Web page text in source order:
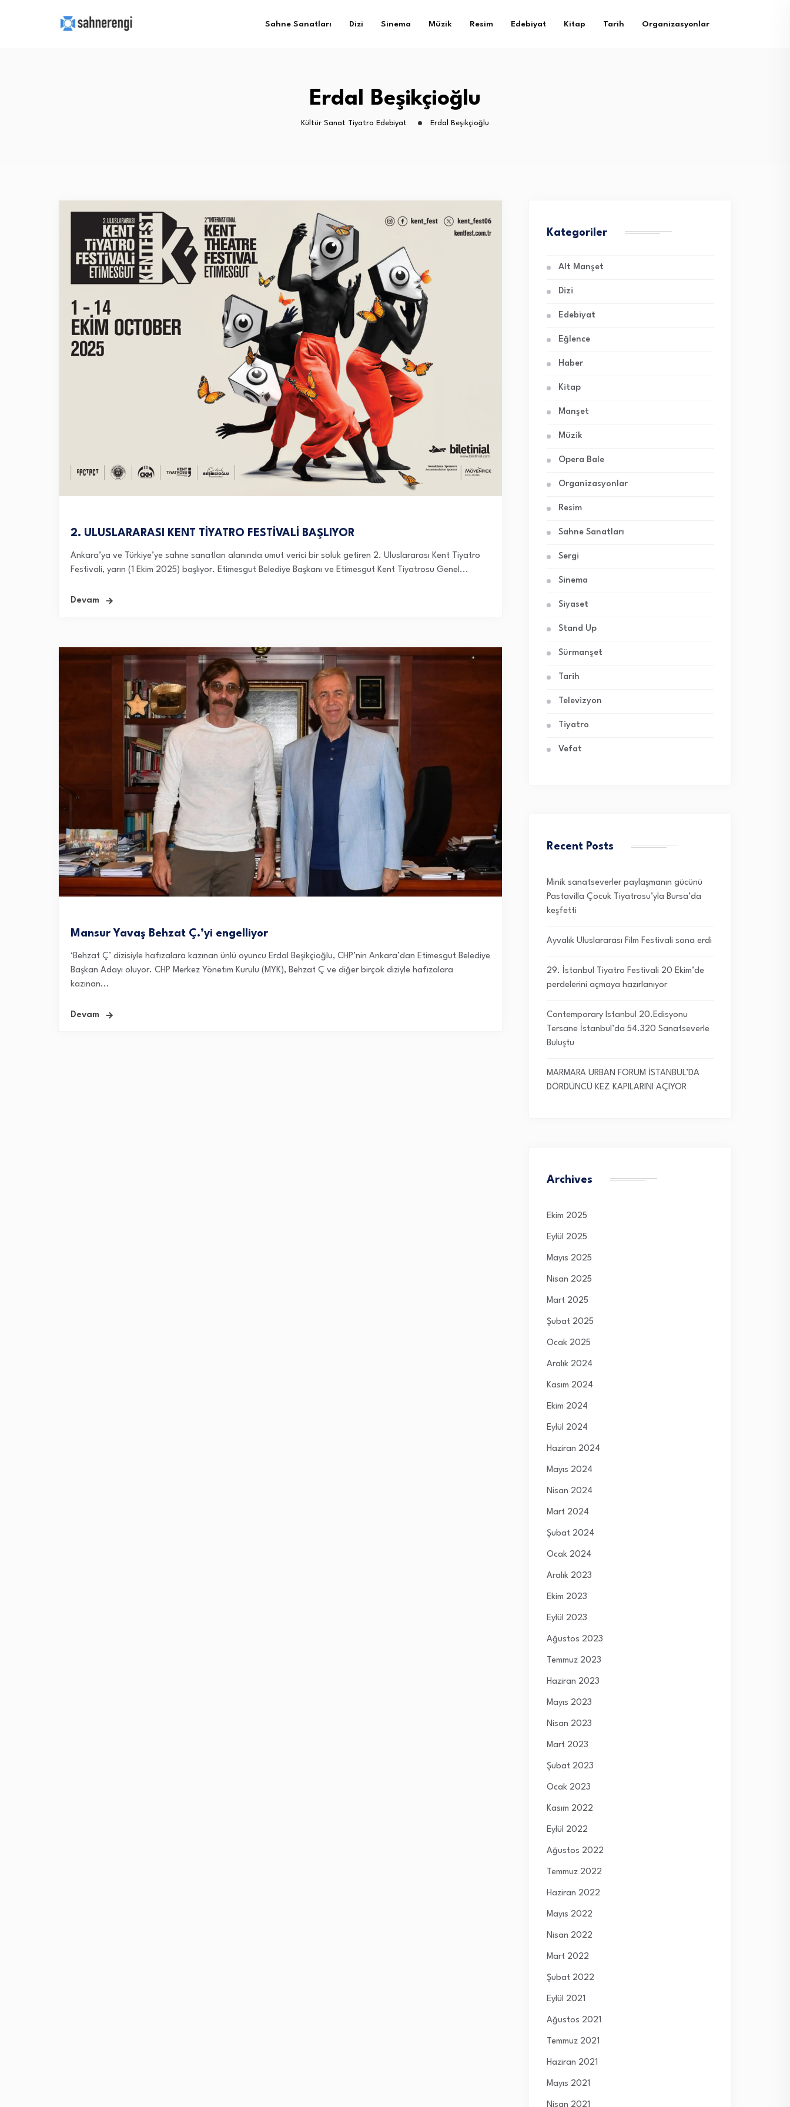
Sahne Sanatları Dizi Sinema Müzik Resim Edebiyat Kitap Tarih Organizasyonlar
Erdal Beşikçioğlu
Kültür Sanat Tiyatro Edebiyat Erdal Beşikçioğlu
2. ULUSLARARASI KENT TİYATRO FESTİVALİ BAŞLIYOR
Ankara’ya ve Türkiye’ye sahne sanatları alanında umut verici bir soluk getiren 2. Uluslararası Kent Tiyatro
Festivali, yarın (1 Ekim 2025) başlıyor. Etimesgut Belediye Başkanı ve Etimesgut Kent Tiyatrosu Genel...
Devam
Mansur Yavaş Behzat Ç.’yi engelliyor
‘Behzat Ç’ dizisiyle hafızalara kazınan ünlü oyuncu Erdal Beşikçioğlu, CHP’nin Ankara’dan Etimesgut Belediye
Başkan Adayı oluyor. CHP Merkez Yönetim Kurulu (MYK), Behzat Ç ve diğer birçok diziyle hafızalara
kazınan...
Devam
Kategoriler
Alt Manşet
Dizi
Edebiyat
Eğlence
Haber
Kitap
Manşet
Müzik
Opera Bale
Organizasyonlar
Resim
Sahne Sanatları
Sergi
Sinema
Siyaset
Stand Up
Sürmanşet
Tarih
Televizyon
Tiyatro
Vefat
Recent Posts
Minik sanatseverler paylaşmanın gücünü
Pastavilla Çocuk Tiyatrosu’yla Bursa’da
keşfetti
Ayvalık Uluslararası Film Festivali sona erdi
29. İstanbul Tiyatro Festivali 20 Ekim’de
perdelerini açmaya hazırlanıyor
Contemporary Istanbul 20.Edisyonu
Tersane İstanbul’da 54.320 Sanatseverle
Buluştu
MARMARA URBAN FORUM İSTANBUL’DA
DÖRDÜNCÜ KEZ KAPILARINI AÇIYOR
Archives
Ekim 2025
Eylül 2025
Mayıs 2025
Nisan 2025
Mart 2025
Şubat 2025
Ocak 2025
Aralık 2024
Kasım 2024
Ekim 2024
Eylül 2024
Haziran 2024
Mayıs 2024
Nisan 2024
Mart 2024
Şubat 2024
Ocak 2024
Aralık 2023
Ekim 2023
Eylül 2023
Ağustos 2023
Temmuz 2023
Haziran 2023
Mayıs 2023
Nisan 2023
Mart 2023
Şubat 2023
Ocak 2023
Kasım 2022
Eylül 2022
Ağustos 2022
Temmuz 2022
Haziran 2022
Mayıs 2022
Nisan 2022
Mart 2022
Şubat 2022
Eylül 2021
Ağustos 2021
Temmuz 2021
Haziran 2021
Mayıs 2021
Nisan 2021